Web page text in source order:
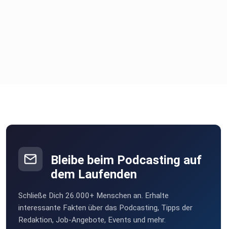
Bleibe beim Podcasting auf
dem Laufenden
Schließe Dich 26.000+ Menschen an. Erhalte
interessante Fakten über das Podcasting, Tipps der
Redaktion, Job-Angebote, Events und mehr.